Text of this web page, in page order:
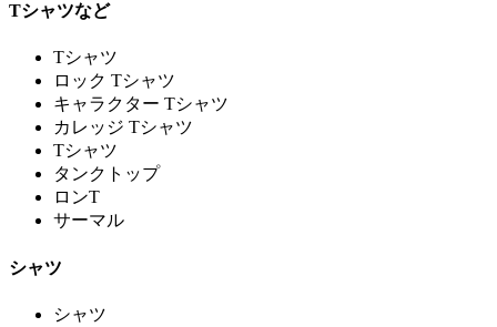
Tシャツなど
Tシャツ
ロック Tシャツ
キャラクター Tシャツ
カレッジ Tシャツ
Tシャツ
タンクトップ
ロンT
サーマル
シャツ
シャツ